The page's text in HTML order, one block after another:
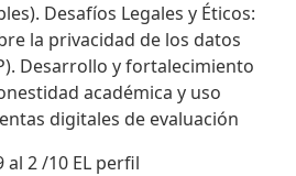
Desafíos Legales y Éticos:
la privacidad de los datos
Desarrollo y fortalecimiento
académica y uso
digitales de evaluación
2 /10 EL perfil